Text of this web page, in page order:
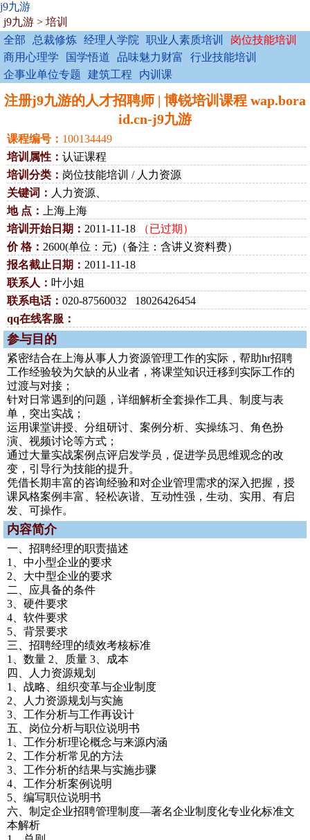
j9九游
j9九游 > 培训
全部
总裁修炼 经理人学院 职业人素质培训
岗位技能培训
商用心理学
国学悟道 品味魅力财富
行业技能培训
企事业单位专题
建筑工程 内训课
注册j9九游的人才招聘师 | 博锐培训课程 wap.bora
id.cn-j9九游
课程编号： 100134449
培训属性： 认证课程
培训分类： 岗位技能培训 / 人力资源
关键词： 人力资源、
地 点：
上海上海
培训开始日期： 2011-11-18
（已过期）
价 格： 2600(单位：元)（备注：含讲义资料费）
报名截止日期： 2011-11-18
联系人： 叶小姐
联系电话： 020-87560032 18026426454
qq在线客服：
参与目的
紧密结合在上海从事人力资源管理工作的实际，帮助hr招聘
工作经验较为欠缺的从业者，将课堂知识迁移到实际工作的
过渡与对接；
针对日常遇到的问题，详细解析全套操作工具、制度与表
单，突出实战；
运用课堂讲授、分组研讨、案例分析、实操练习、角色扮
演、视频讨论等方式；
通过大量实战案例点评启发学员，促进学员思维观念的改
变，引导行为技能的提升。
凭借长期丰富的咨询经验和对企业管理需求的深入把握，授
课风格案例丰富、轻松诙谐、互动性强，生动、实用、有启
发、可操作。
内容简介
一、招聘经理的职责描述
1、中小型企业的要求
2、大中型企业的要求
二、应具备的条件
3、硬件要求
4、软件要求
5、背景要求
三、招聘经理的绩效考核标准
1、数量 2、质量 3、成本
四、人力资源规划
1、战略、组织变革与企业制度
2、人力资源规划与实施
3、工作分析与工作再设计
五、岗位分析与职位说明书
1、工作分析理论概念与来源内涵
2、工作分析常见的方法
3、工作分析的结果与实施步骤
4、工作分析案例说明
5、编写职位说明书
六、制定企业招聘管理制度—著名企业制度化专业化标准文
本解析